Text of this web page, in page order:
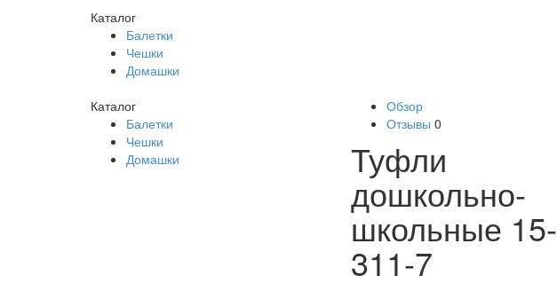
Каталог
Балетки
Чешки
Домашки
Каталог
Балетки
Чешки
Домашки
Обзор
Отзывы 0
Туфли
дошкольно-
школьные 15-
311-7